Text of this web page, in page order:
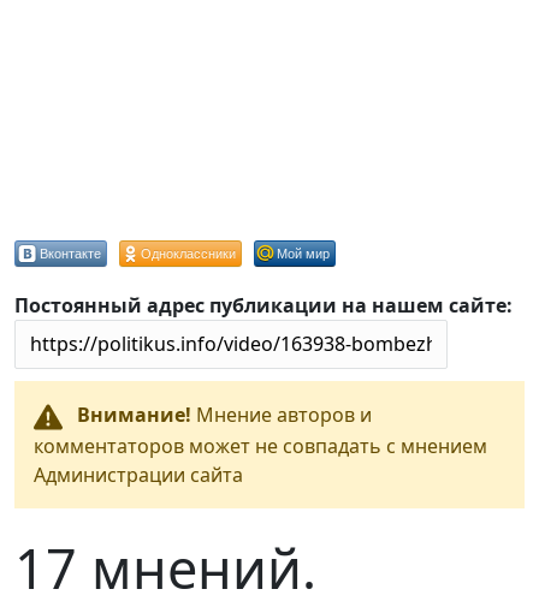
Вконтакте Одноклассники Мой мир
Постоянный адрес публикации на нашем сайте:
Внимание! Мнение авторов и
комментаторов может не совпадать с мнением
Администрации сайта
17 мнений.